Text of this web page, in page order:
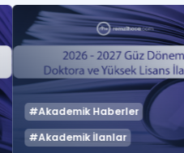
#Akademik Haberler
#Akademik İlanlar